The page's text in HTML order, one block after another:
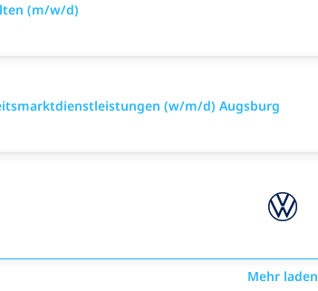
(m/w/d)
(w/m/d) Augsburg
Mehr laden